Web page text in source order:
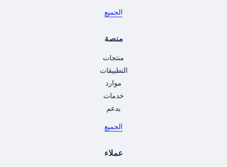
الجميع
منصة
منتجات
التطبيقات
موارد
خدمات
يدعم
الجميع
عملاء